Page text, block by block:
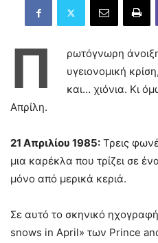
Π
ρωτόγνωρη
υγειονομική
και… χιόνια. Κι
Απρίλη.
21 Απριλίου 1985: Τρεις
μια καρέκλα που τρίζει σε
μόνο από μερικά κεριά.
Σε αυτό το σκηνικό
snows in April» των Prince